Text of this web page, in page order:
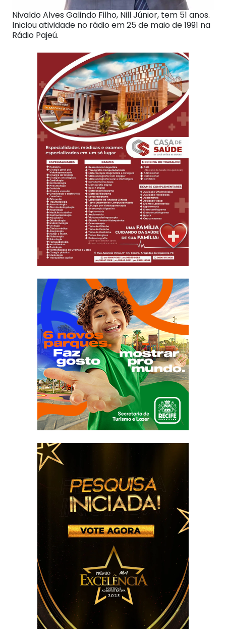
Nivaldo Alves Galindo Filho, Nill Júnior, tem 51 anos.
Iniciou atividade no rádio em 25 de maio de 1991 na
Rádio Pajeú.